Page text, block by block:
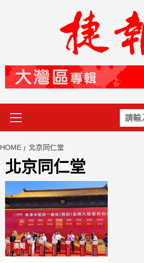
關
鍵
Primary
Menu
HOME 北京同仁堂
北京同仁堂
澳聞